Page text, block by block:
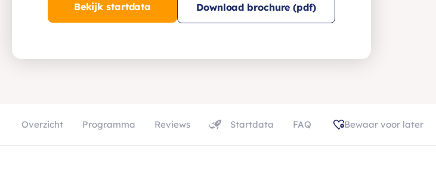
Bekijk startdata Download brochure (pdf)
Overzicht Programma Reviews Startdata FAQ Bewaar voor later